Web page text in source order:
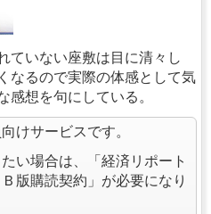
ていない座敷は目に清々し
なるので実際の体感として気
感想を句にしている。
けサービスです。
い場合は、「経済リポート
版購読契約」が必要になり